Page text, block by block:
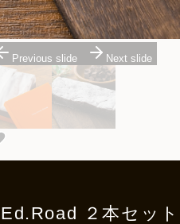
Previous slide Next slide
Ed.Road ２本セッ